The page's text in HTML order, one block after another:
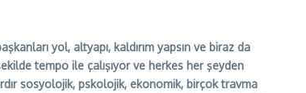
yol, altyapı, kaldırım yapsın ve biraz da
tempo ile çalışıyor ve herkes her şeyden
sosyolojik, pskolojik, ekonomik, birçok travma